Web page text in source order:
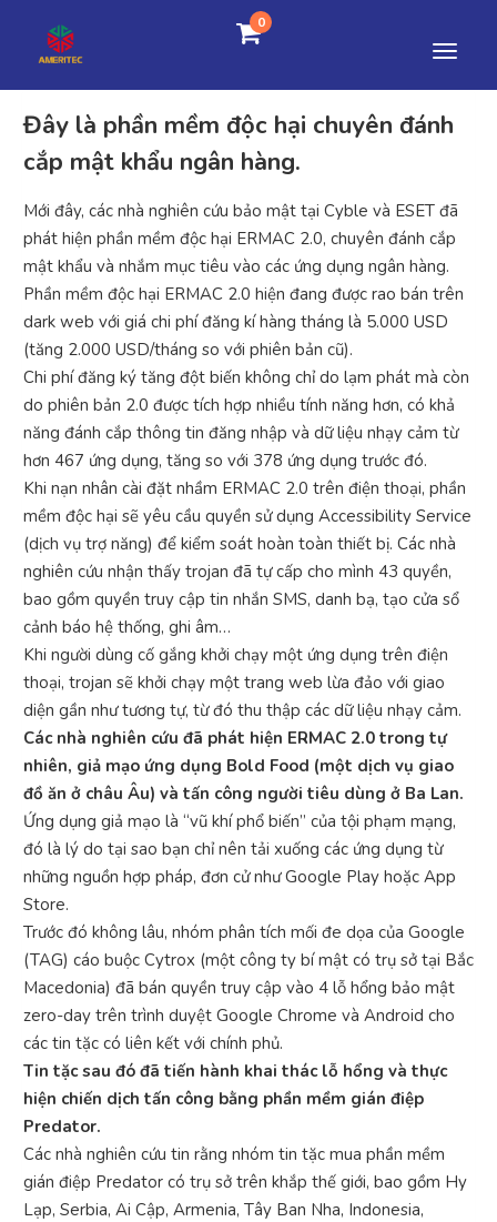
0
Đây là phần mềm độc hại chuyên đánh
cắp mật khẩu ngân hàng.
Mới đây, các nhà nghiên cứu bảo mật tại Cyble và ESET đã
phát hiện phần mềm độc hại ERMAC 2.0, chuyên đánh cắp
mật khẩu và nhắm mục tiêu vào các ứng dụng ngân hàng.
Phần mềm độc hại ERMAC 2.0 hiện đang được rao bán trên
dark web với giá chi phí đăng kí hàng tháng là 5.000 USD
(tăng 2.000 USD/tháng so với phiên bản cũ).
Chi phí đăng ký tăng đột biến không chỉ do lạm phát mà còn
do phiên bản 2.0 được tích hợp nhiều tính năng hơn, có khả
năng đánh cắp thông tin đăng nhập và dữ liệu nhạy cảm từ
hơn 467 ứng dụng, tăng so với 378 ứng dụng trước đó.
Khi nạn nhân cài đặt nhầm ERMAC 2.0 trên điện thoại, phần
mềm độc hại sẽ yêu cầu quyền sử dụng Accessibility Service
(dịch vụ trợ năng) để kiểm soát hoàn toàn thiết bị. Các nhà
nghiên cứu nhận thấy trojan đã tự cấp cho mình 43 quyền,
bao gồm quyền truy cập tin nhắn SMS, danh bạ, tạo cửa sổ
cảnh báo hệ thống, ghi âm…
Khi người dùng cố gắng khởi chạy một ứng dụng trên điện
thoại, trojan sẽ khởi chạy một trang web lừa đảo với giao
diện gần như tương tự, từ đó thu thập các dữ liệu nhạy cảm.
Các nhà nghiên cứu đã phát hiện ERMAC 2.0 trong tự
nhiên, giả mạo ứng dụng Bold Food (một dịch vụ giao
đồ ăn ở châu Âu) và tấn công người tiêu dùng ở Ba Lan.
Ứng dụng giả mạo là “vũ khí phổ biến” của tội phạm mạng,
đó là lý do tại sao bạn chỉ nên tải xuống các ứng dụng từ
những nguồn hợp pháp, đơn cử như Google Play hoặc App
Store.
Trước đó không lâu, nhóm phân tích mối đe dọa của Google
(TAG) cáo buộc Cytrox (một công ty bí mật có trụ sở tại Bắc
Macedonia) đã bán quyền truy cập vào 4 lỗ hổng bảo mật
zero-day trên trình duyệt Google Chrome và Android cho
các tin tặc có liên kết với chính phủ.
Tin tặc sau đó đã tiến hành khai thác lỗ hổng và thực
hiện chiến dịch tấn công bằng phần mềm gián điệp
Predator.
Các nhà nghiên cứu tin rằng nhóm tin tặc mua phần mềm
gián điệp Predator có trụ sở trên khắp thế giới, bao gồm Hy
Lạp, Serbia, Ai Cập, Armenia, Tây Ban Nha, Indonesia,